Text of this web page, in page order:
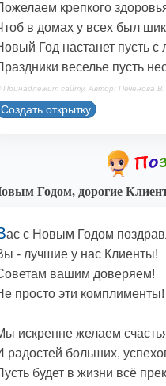
крепкого
в домах у всех был
Год настанет пусть с
веселье пусть
Принадлежит сайту. Автор: Печенова В.
Создать открытку
Годом, дорогие
ас с Новым Годом
- лучшие у нас Клиенты!
вашим доверяем!
просто эти комплименты!
искренне желаем
радостей больших,
будет в жизни всё